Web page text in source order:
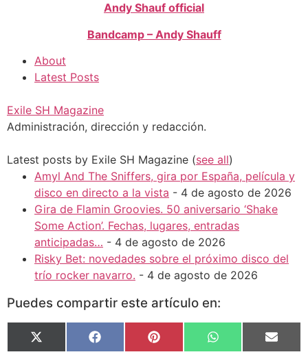
Andy Shauf official
Bandcamp – Andy Shauff
About
Latest Posts
Exile SH Magazine
Administración, dirección y redacción.
Latest posts by Exile SH Magazine (see all)
Amyl And The Sniffers, gira por España, película y
disco en directo a la vista - 4 de agosto de 2026
Gira de Flamin Groovies. 50 aniversario ‘Shake
Some Action’. Fechas, lugares, entradas
anticipadas… - 4 de agosto de 2026
Risky Bet: novedades sobre el próximo disco del
trío rocker navarro. - 4 de agosto de 2026
Puedes compartir este artículo en:
Compartir
en
X
(Twitter)
Compartir
en
Facebook Compartir
en
Pinterest
Compartir
en
WhatsApp
en
Email